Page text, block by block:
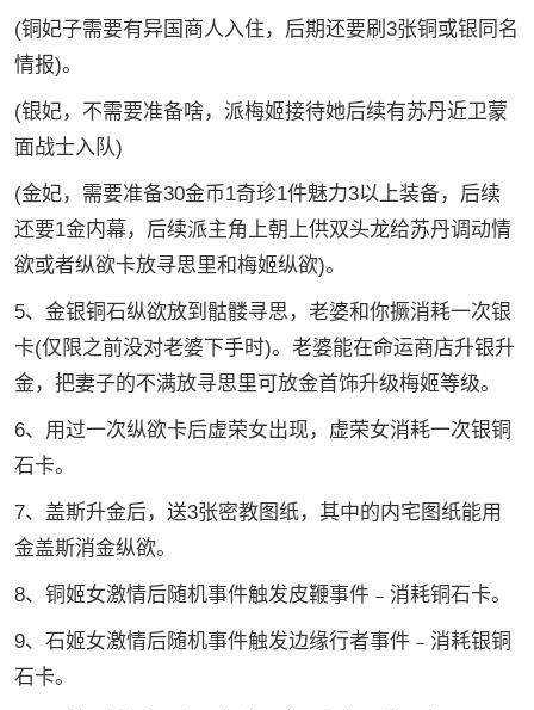
(铜妃子需要有异国商人入住，后期还要刷3张铜或银同名
情报)。
(银妃，不需要准备啥，派梅姬接待她后续有苏丹近卫蒙
面战士入队)
(金妃，需要准备30金币1奇珍1件魅力3以上装备，后续
还要1金内幕，后续派主角上朝上供双头龙给苏丹调动情
欲或者纵欲卡放寻思里和梅姬纵欲)。
5、金银铜石纵欲放到骷髅寻思，老婆和你撅消耗一次银
卡(仅限之前没对老婆下手时)。老婆能在命运商店升银升
金，把妻子的不满放寻思里可放金首饰升级梅姬等级。
6、用过一次纵欲卡后虚荣女出现，虚荣女消耗一次银铜
石卡。
7、盖斯升金后，送3张密教图纸，其中的内宅图纸能用
金盖斯消金纵欲。
8、铜姬女激情后随机事件触发皮鞭事件﹣消耗铜石卡。
9、石姬女激情后随机事件触发边缘行者事件﹣消耗银铜
石卡。